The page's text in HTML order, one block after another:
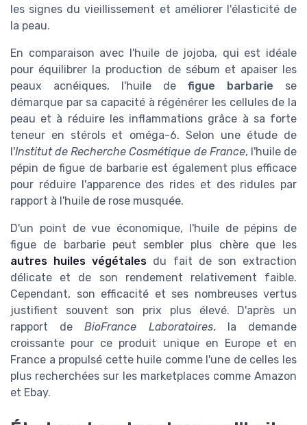
les signes du vieillissement et améliorer l'élasticité de
la peau.
En comparaison avec l'huile de jojoba, qui est idéale
pour équilibrer la production de sébum et apaiser les
peaux acnéiques, l'huile de figue barbarie se
démarque par sa capacité à régénérer les cellules de la
peau et à réduire les inflammations grâce à sa forte
teneur en stérols et oméga-6. Selon une étude de
l'Institut de Recherche Cosmétique de France, l'huile de
pépin de figue de barbarie est également plus efficace
pour réduire l'apparence des rides et des ridules par
rapport à l'huile de rose musquée.
D'un point de vue économique, l'huile de pépins de
figue de barbarie peut sembler plus chère que les
autres huiles végétales du fait de son extraction
délicate et de son rendement relativement faible.
Cependant, son efficacité et ses nombreuses vertus
justifient souvent son prix plus élevé. D'après un
rapport deBioFrance Laboratoires, la demande
croissante pour ce produit unique en Europe et en
France a propulsé cette huile comme l'une de celles les
plus recherchées sur les marketplaces comme Amazon
et Ebay.